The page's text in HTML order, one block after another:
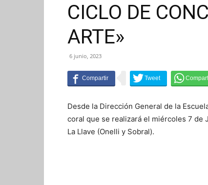
CICLO DE
ARTE»
6 junio, 2023
Desde la Dirección General de la
coral que se realizará el miércoles 7 de
La Llave (Onelli y Sobral).